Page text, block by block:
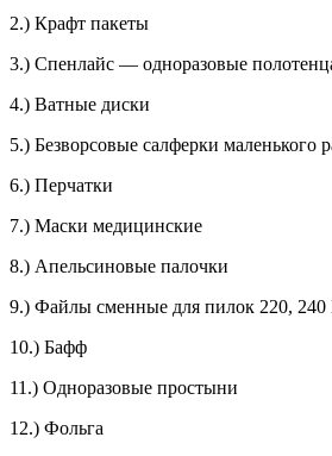
2.) Крафт пакеты
3.) Спенлайс — одноразовые
4.) Ватные диски
5.) Безворсовые салферки маленького
6.) Перчатки
7.) Маски медицинские
8.) Апельсиновые палочки
9.) Файлы сменные для пилок 220, 240
10.) Бафф
11.) Одноразовые простыни
12.) Фольга